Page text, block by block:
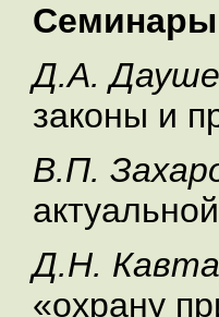
Семинары
Д.А.
законы и
В.П.
Д.Н.
«охрану